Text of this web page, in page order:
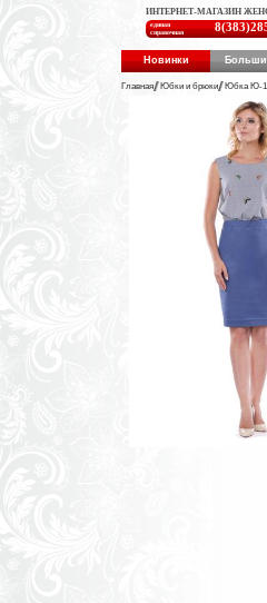
ИНТЕРНЕТ-МАГАЗИН
единая
справочная
Новинки
Главная Юбки и брюки Юбка Ю-